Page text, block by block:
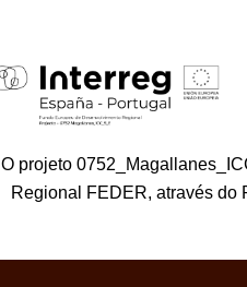
O projeto
Regional FEDER, através do